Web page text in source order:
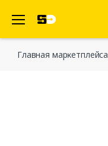
Главная марĸетплейса